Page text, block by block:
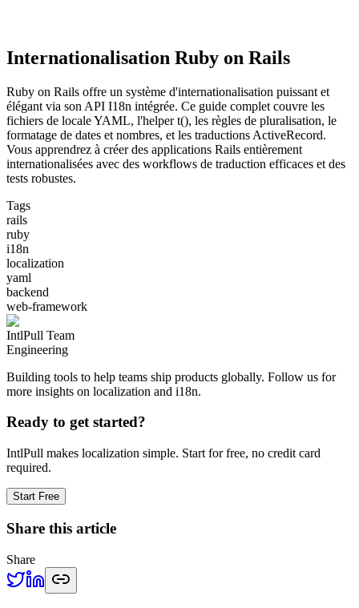
Internationalisation Ruby on Rails
Ruby on Rails offre un système d'internationalisation puissant et
élégant via son API I18n intégrée. Ce guide complet couvre les
fichiers de locale YAML, l'helper t(), les règles de pluralisation, le
formatage de dates et nombres, et les traductions ActiveRecord.
Vous apprendrez à créer des applications Rails entièrement
internationalisées avec des workflows de traduction efficaces et des
tests robustes.
Tags
rails
ruby
i18n
localization
yaml
backend
web-framework
IntlPull Team
Engineering
Building tools to help teams ship products globally. Follow us for
more insights on localization and i18n.
Ready to get started?
IntlPull makes localization simple. Start for free, no credit card
required.
Start Free
Share this article
Share